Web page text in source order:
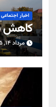
اخبار اجتماعی
کاهش
مرداد ۱۴, ۱۴۰۵